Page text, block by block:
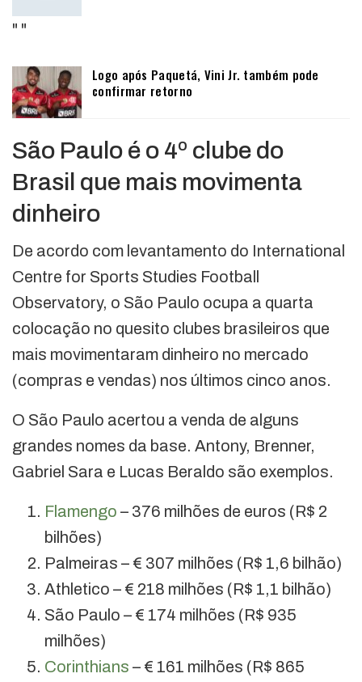
" "
Logo após Paquetá, Vini Jr. também pode
confirmar retorno
São Paulo é o 4º clube do
Brasil que mais movimenta
dinheiro
De acordo com levantamento do International
Centre for Sports Studies Football
Observatory, o São Paulo ocupa a quarta
colocação no quesito clubes brasileiros que
mais movimentaram dinheiro no mercado
(compras e vendas) nos últimos cinco anos.
O São Paulo acertou a venda de alguns
grandes nomes da base. Antony, Brenner,
Gabriel Sara e Lucas Beraldo são exemplos.
Flamengo – 376 milhões de euros (R$ 2
bilhões)
Palmeiras – € 307 milhões (R$ 1,6 bilhão)
Athletico – € 218 milhões (R$ 1,1 bilhão)
São Paulo – € 174 milhões (R$ 935
milhões)
Corinthians – € 161 milhões (R$ 865